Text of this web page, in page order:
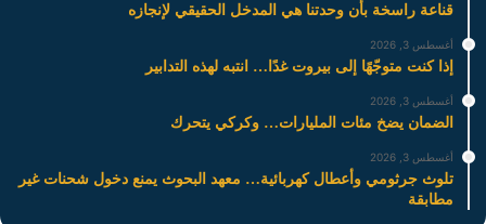
قناعة راسخة بأن وحدتنا هي المدخل الحقيقي لإنجازه
أغسطس 3, 2026
إذا كنت متوجّهًا إلى بيروت غدًا… انتبه لهذه التدابير
أغسطس 3, 2026
الضمان يضخ مئات المليارات… وكركي يتحرك
أغسطس 3, 2026
تلوث جرثومي وأعطال كهربائية… معهد البحوث يمنع دخول شحنات غير
مطابقة